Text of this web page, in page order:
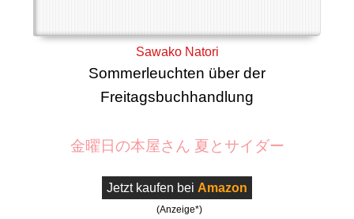
Sawako Natori
Sommerleuchten über der
Freitagsbuchhandlung
金曜日の本屋さん 夏とサイダー
Jetzt kaufen bei Amazon
(Anzeige*)